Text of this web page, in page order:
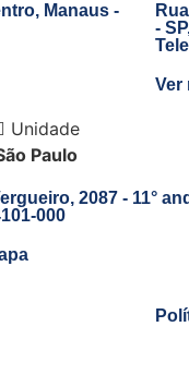
Manaus -
-
Ver
Unidade
Paulo
2087 - 11°
000